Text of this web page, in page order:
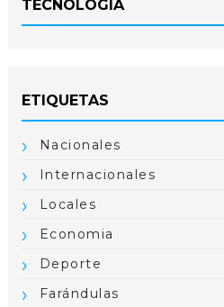
TECNOLOGÍA
ETIQUETAS
Nacionales
Internacionales
Locales
Economia
Deporte
Farándulas